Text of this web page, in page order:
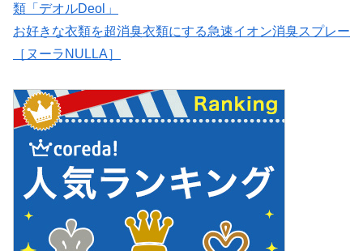
類「デオルDeol」
お好きな衣類を超消臭衣類にする急速イオン消臭スプレー
［ヌーラNULLA］